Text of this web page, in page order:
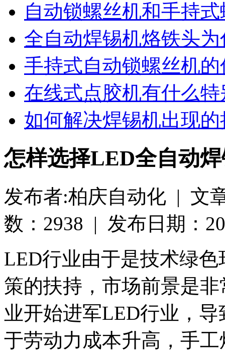
自动锁螺丝机和手持
全自动焊锡机烙铁头
手持式自动锁螺丝机
在线式点胶机有什么特
如何解决焊锡机出现
怎样选择LED全自动
发布者:柏庆自动化 | 文
数：2938 | 发布日期：
LED行业由于是技术绿
策的扶持，市场前景是
业开始进军LED行业，
于劳动力成本升高，手